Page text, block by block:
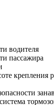
водителя
пассажира
крепления